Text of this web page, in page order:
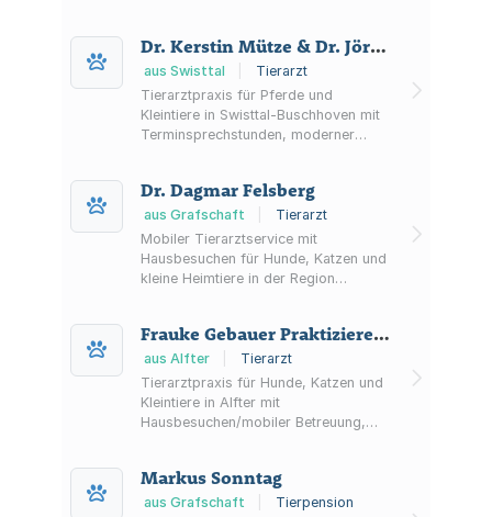
Dr. Kerstin Mütze & Dr. Jörg Mütze Groß- und Kleintiere Gemeinschaftspraxis
aus Swisttal
Tierarzt
Tierarztpraxis für Pferde und
Kleintiere in Swisttal-Buschhoven mit
Terminsprechstunden, moderner
und Notdienst.
Dr. Dagmar Felsberg
aus Grafschaft
Tierarzt
Mobiler Tierarztservice mit
Hausbesuchen für Hunde, Katzen und
kleine Heimtiere in der Region
kardiologischem Schwerpunkt.
Frauke Gebauer Praktizierende Tierärztin
aus Alfter
Tierarzt
Tierarztpraxis für Hunde, Katzen und
Kleintiere in Alfter mit
Hausbesuchen/mobiler Betreuung,
Internistik und Impfungen.
Markus Sonntag
aus Grafschaft
Tierpension